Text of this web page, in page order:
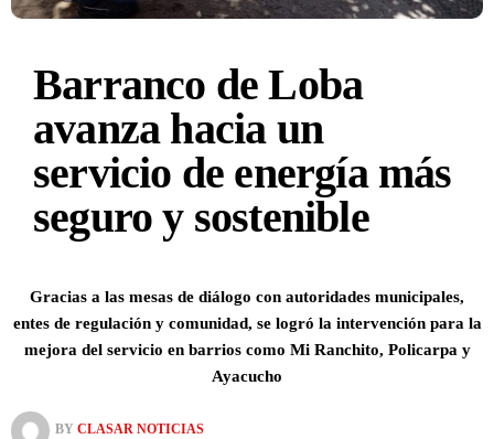
Barranco de Loba
avanza hacia un
servicio de energía más
seguro y sostenible
Gracias a las mesas de diálogo con autoridades municipales,
entes de regulación y comunidad, se logró la intervención para la
mejora del servicio en barrios como Mi Ranchito, Policarpa y
Ayacucho
BY CLASAR NOTICIAS